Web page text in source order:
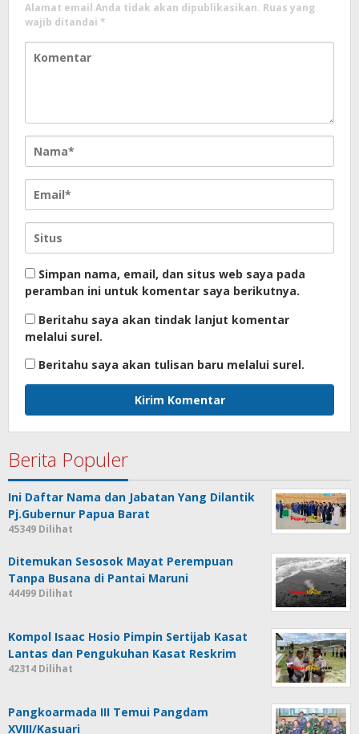
Alamat email Anda tidak akan dipublikasikan. Ruas yang
wajib ditandai *
Simpan nama, email, dan situs web saya pada
peramban ini untuk komentar saya berikutnya.
Beritahu saya akan tindak lanjut komentar
melalui surel.
Beritahu saya akan tulisan baru melalui surel.
Berita Populer
Ini Daftar Nama dan Jabatan Yang Dilantik
Pj.Gubernur Papua Barat
45349 Dilihat
Ditemukan Sesosok Mayat Perempuan
Tanpa Busana di Pantai Maruni
44499 Dilihat
Kompol Isaac Hosio Pimpin Sertijab Kasat
Lantas dan Pengukuhan Kasat Reskrim
42314 Dilihat
Pangkoarmada III Temui Pangdam
XVIII/Kasuari